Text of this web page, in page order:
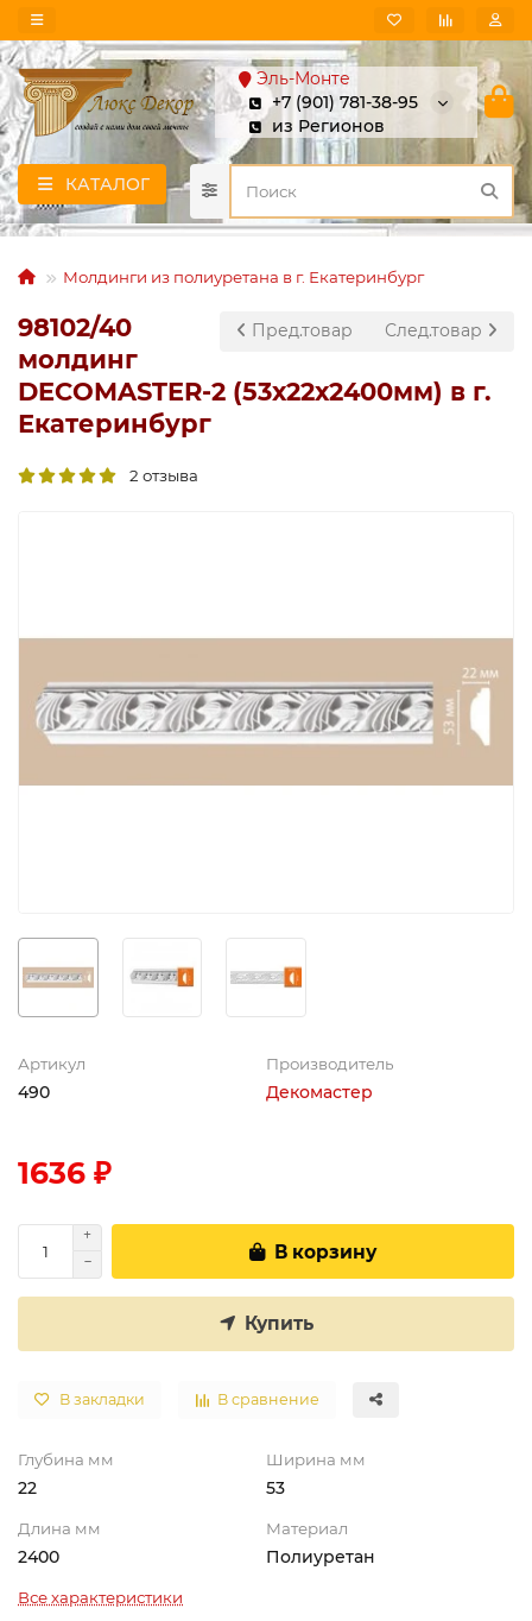
Эль-Монте
+7 (901) 781-38-95
из Регионов
КАТАЛОГ
Молдинги из полиуретана в г. Екатеринбург
Пред.товар След.товар
98102/40
молдинг
DECOMASTER-2 (53х22х2400мм) в г.
Екатеринбург
2 отзыва
Артикул
490
Производитель
Декомастер
1636 ₽
В корзину
Купить
В закладки В сравнение
Глубина мм
22
Ширина мм
53
Длина мм
2400
Материал
Полиуретан
Все характеристики